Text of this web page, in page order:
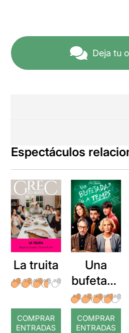
Deja tu
Espectáculos
La truita
COMPRAR
ENTRADAS
Una
bufetada
a temps
COMPRAR
ENTRADAS